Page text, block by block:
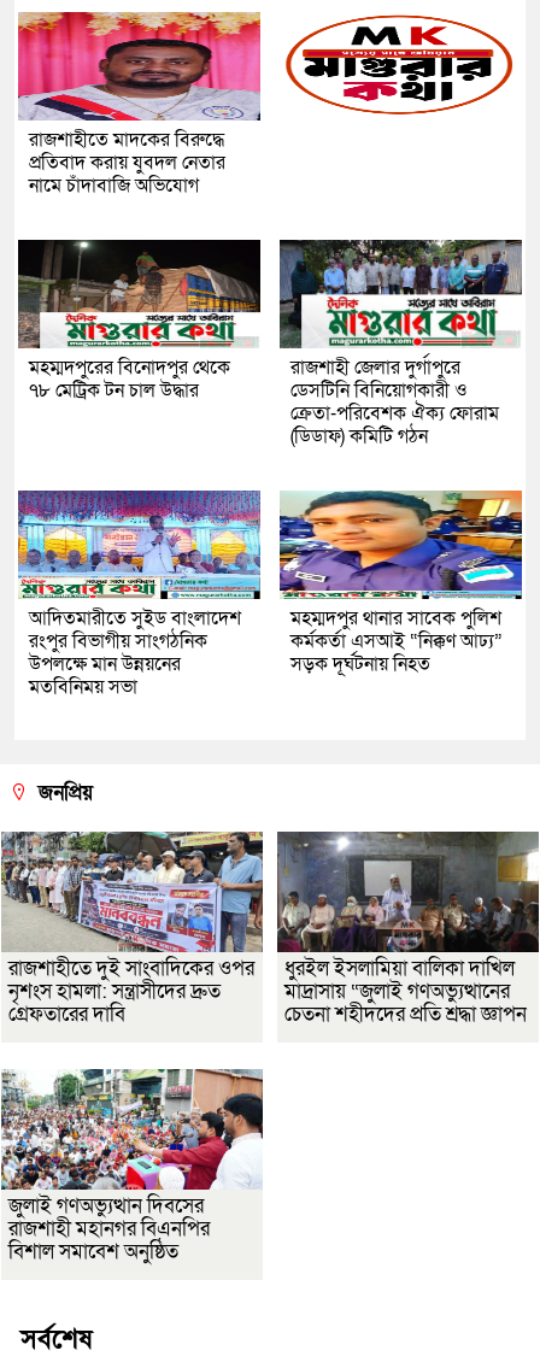
রাজশাহীতে মাদকের বিরুদ্ধে
প্রতিবাদ করায় যুবদল নেতার
নামে চাঁদাবাজি অভিযোগ
মহম্মদপুরের বিনোদপুর থেকে
৭৮ মেট্রিক টন চাল উদ্ধার
রাজশাহী জেলার দুর্গাপুরে
ডেসটিনি বিনিয়োগকারী ও
ক্রেতা-পরিবেশক ঐক্য ফোরাম
(ডিডাফ) কমিটি গঠন
আদিতমারীতে সুইড বাংলাদেশ
রংপুর বিভাগীয় সাংগঠনিক
উপলক্ষে মান উন্নয়নের
মতবিনিময় সভা
মহম্মদপুর থানার সাবেক পুলিশ
কর্মকর্তা এসআই “নিক্কণ আঢ্য”
সড়ক দূর্ঘটনায় নিহত
জনপ্রিয়
রাজশাহীতে দুই সাংবাদিকের ওপর
নৃশংস হামলা: সন্ত্রাসীদের দ্রুত
গ্রেফতারের দাবি
ধুরইল ইসলামিয়া বালিকা দাখিল
মাদ্রাসায় “জুলাই গণঅভ্যুত্থানের
চেতনা শহীদদের প্রতি শ্রদ্ধা জ্ঞাপন
জুলাই গণঅভ্যুত্থান দিবসের
রাজশাহী মহানগর বিএনপির
বিশাল সমাবেশ অনুষ্ঠিত
সর্বশেষ